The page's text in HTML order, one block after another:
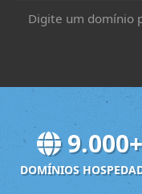
Digite um domínio
9.000+
DOMÍNIOS